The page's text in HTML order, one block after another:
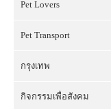
Pet Lovers
Pet Transport
กรุงเทพ
กิจกรรมเพื่อสังคม